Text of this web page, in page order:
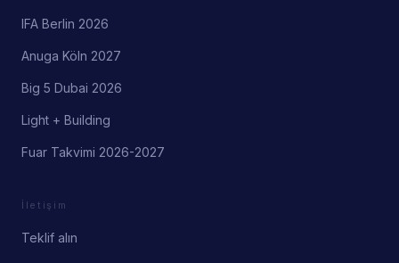
IFA Berlin 2026
Anuga Köln 2027
Big 5 Dubai 2026
Light + Building
Fuar Takvimi 2026-2027
İletişim
Teklif alın